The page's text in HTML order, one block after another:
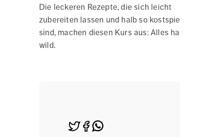
Die leckeren Rezepte, die sich leicht
zubereiten lassen und halb so kostspielig
sind, machen diesen Kurs aus: Alles halb so
wild.